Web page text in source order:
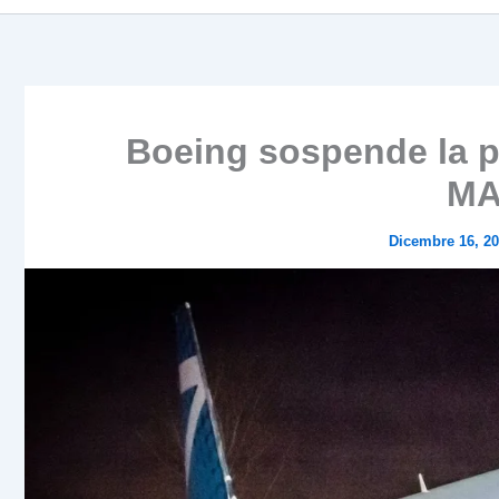
Boeing sospende la
Dicembre 16,